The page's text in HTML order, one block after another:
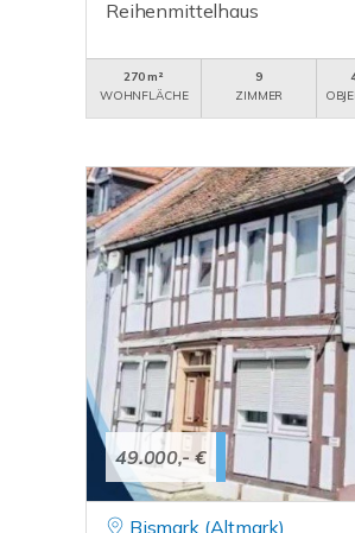
Reihenmittelhaus
270 m²
WOHNFLÄCHE
9
ZIMMER
49.000,- €
Bismark (Altmark)